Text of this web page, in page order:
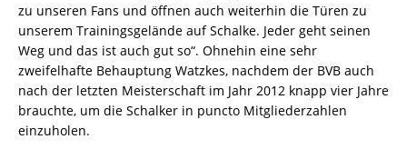
zu unseren Fans und öffnen auch weiterhin die Türen zu
unserem Trainingsgelände auf Schalke. Jeder geht seinen
Weg und das ist auch gut so“. Ohnehin eine sehr
zweifelhafte Behauptung Watzkes, nachdem der BVB auch
nach der letzten Meisterschaft im Jahr 2012 knapp vier Jahre
brauchte, um die Schalker in puncto Mitgliederzahlen
einzuholen.